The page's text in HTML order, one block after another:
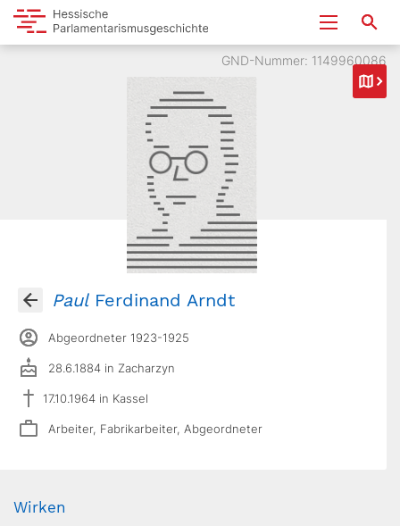
GND-Nummer: 1149960086
PaulFerdinand Arndt
Abgeordneter 1923-1925
28.6.1884 in Zacharzyn
17.10.1964 in Kassel
Arbeiter, Fabrikarbeiter, Abgeordneter
Wirken